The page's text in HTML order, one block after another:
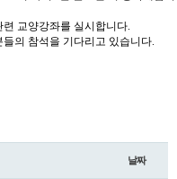
교양강좌를 실시합니다.
의 참석을 기다리고 있습니다.
날짜